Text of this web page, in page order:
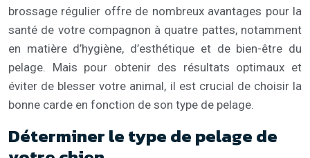
brossage régulier offre de nombreux avantages pour la
santé de votre compagnon à quatre pattes, notamment
en matière d’hygiène, d’esthétique et de bien-être du
pelage. Mais pour obtenir des résultats optimaux et
éviter de blesser votre animal, il est crucial de choisir la
bonne carde en fonction de son type de pelage.
Déterminer le type de pelage de